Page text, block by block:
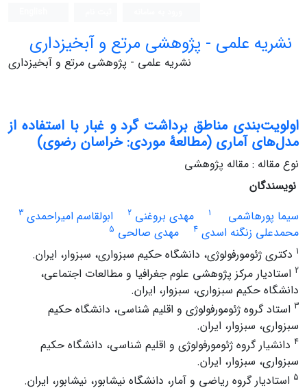
نشریه علمی - پژوهشی مرتع و آبخیزداری
نشریه علمی - پژوهشی مرتع و آبخیزداری
اولویت‌بندی مناطق برداشت گرد و غبار با استفاده از
مدل‌های آماری (مطالعۀ موردی: خراسان رضوی)
نوع مقاله : مقاله پژوهشی
نویسندگان
سیما پورهاشمی
1 مهدی بروغنی 2 ابولقاسم امیراحمدی 3
محمدعلی زنگنه اسدی 4 مهدی صالحی 5
1 دکتری ژئومورفولوژی، دانشگاه حکیم سبزواری، سبزوار، ایران.
2 استادیار مرکز پژوهشی علوم جغرافیا و مطالعات اجتماعی،
دانشگاه حکیم سبزواری، سبزوار، ایران.
3 استاد گروه ژئومورفولوژی و اقلیم شناسی، دانشگاه حکیم
سبزواری، سبزوار، ایران.
4 دانشیار گروه ژئومورفولوژی و اقلیم شناسی، دانشگاه حکیم
سبزواری، سبزوار، ایران.
5 استادیار گروه ریاضی و آمار، دانشگاه نیشابور، نیشابور، ایران.